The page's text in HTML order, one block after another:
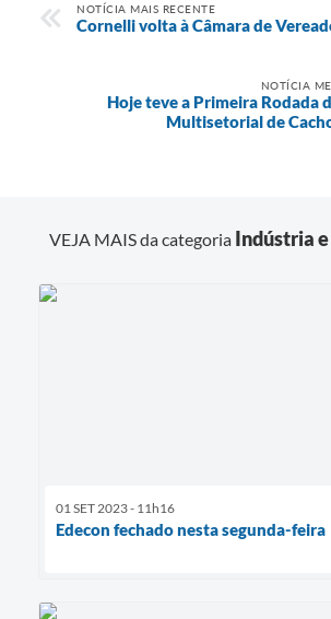
NOTÍCIA MAIS RECENTE
Cornelli volta à Câmara de
NOTÍCIA
Hoje teve a Primeira Rodada
Multisetorial de
VEJA MAIS da categoria Indústria
01 SET 2023 - 11h16
Edecon fechado nesta segunda-feira